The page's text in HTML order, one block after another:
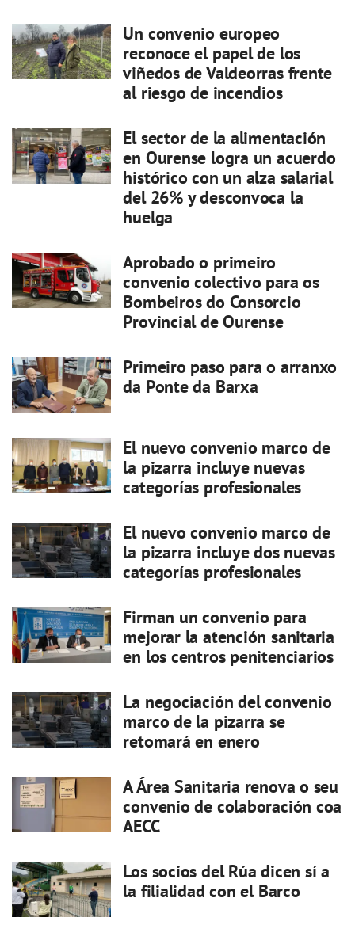
Un convenio europeo
reconoce el papel de los
viñedos de Valdeorras frente
al riesgo de incendios
El sector de la alimentación
en Ourense logra un acuerdo
histórico con un alza salarial
del 26% y desconvoca la
huelga
Aprobado o primeiro
convenio colectivo para os
Bombeiros do Consorcio
Provincial de Ourense
Primeiro paso para o arranxo
da Ponte da Barxa
El nuevo convenio marco de
la pizarra incluye nuevas
categorías profesionales
El nuevo convenio marco de
la pizarra incluye dos nuevas
categorías profesionales
Firman un convenio para
mejorar la atención sanitaria
en los centros penitenciarios
La negociación del convenio
marco de la pizarra se
retomará en enero
A Área Sanitaria renova o seu
convenio de colaboración coa
AECC
Los socios del Rúa dicen sí a
la filialidad con el Barco